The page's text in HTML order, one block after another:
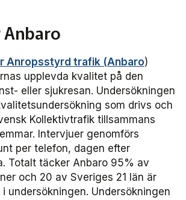
Anbaro
Anropsstyrd trafik (Anbaro)
upplevda kvalitet på den
eller sjukresan. Undersökningen
som drivs och
Kollektivtrafik tillsammans
Intervjuer genomförs
per telefon, dagen efter
Totalt täcker Anbaro 95% av
och 20 av Sveriges 21 län är
undersökningen. Undersökningen